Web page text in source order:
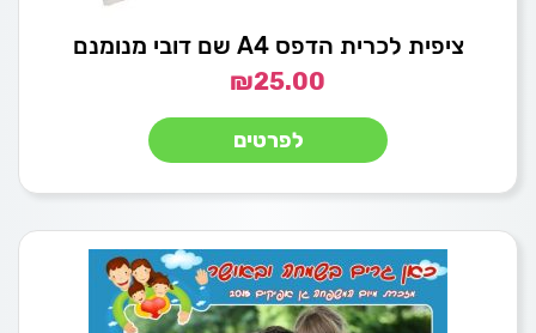
ציפית לכרית הדפס A4 שם דובי מנומנם
₪25.00
לפרטים